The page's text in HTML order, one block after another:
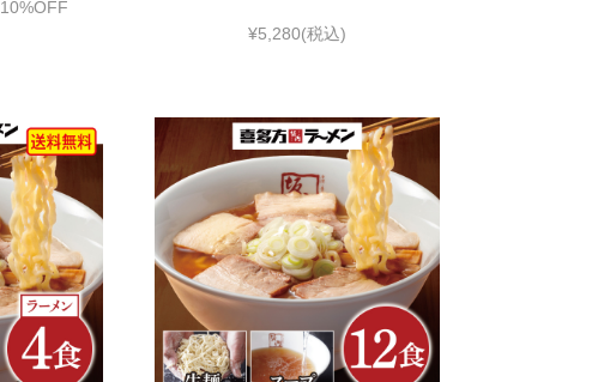
10%OFF
¥5,280(税込)